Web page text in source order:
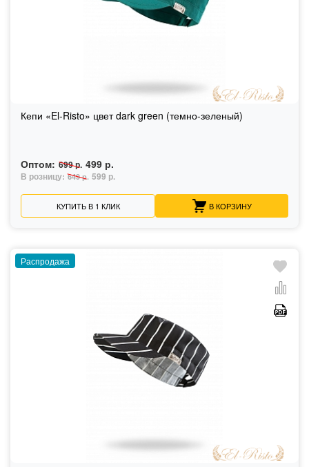
Кепи «El-Risto» цвет dark green (темно-зеленый)
Оптом: 699 р. 499 р.
В розницу: 649 р. 599 р.
КУПИТЬ В 1 КЛИК В КОРЗИНУ
Распродажа